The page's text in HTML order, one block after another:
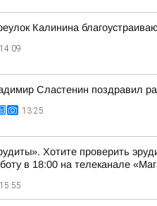
Калинина
14:09
Сластенин поздравил
13:25
Хотите проверить
в 18:00 на телеканале
15:55